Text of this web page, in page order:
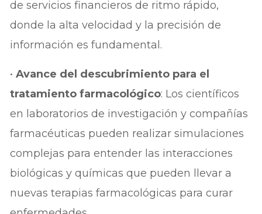
de servicios financieros de ritmo rápido,
donde la alta velocidad y la precisión de
información es fundamental.
•Avance del descubrimiento para el
tratamiento farmacológico: Los científicos
en laboratorios de investigación y compañías
farmacéuticas pueden realizar simulaciones
complejas para entender las interacciones
biológicas y químicas que pueden llevar a
nuevas terapias farmacológicas para curar